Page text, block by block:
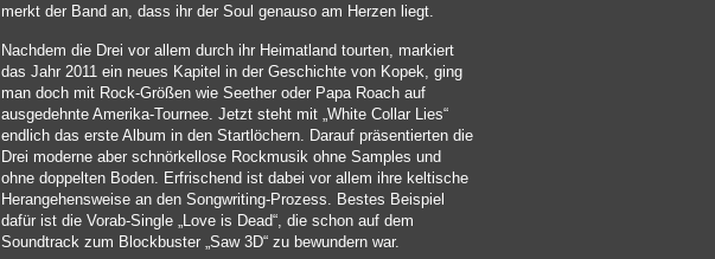
merkt der Band an, dass ihr der Soul genauso am Herzen liegt.
Nachdem die Drei vor allem durch ihr Heimatland tourten, markiert
das Jahr 2011 ein neues Kapitel in der Geschichte von Kopek, ging
man doch mit Rock-Größen wie Seether oder Papa Roach auf
ausgedehnte Amerika-Tournee. Jetzt steht mit „White Collar Lies“
endlich das erste Album in den Startlöchern. Darauf präsentierten die
Drei moderne aber schnörkellose Rockmusik ohne Samples und
ohne doppelten Boden. Erfrischend ist dabei vor allem ihre keltische
Herangehensweise an den Songwriting-Prozess. Bestes Beispiel
dafür ist die Vorab-Single „Love is Dead“, die schon auf dem
Soundtrack zum Blockbuster „Saw 3D“ zu bewundern war.